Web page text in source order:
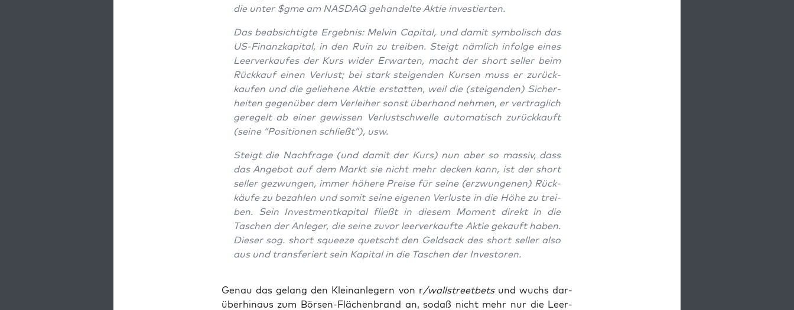
die unter $gme am NASDAQ gehan­del­te Aktie investierten.
Das beab­sich­tig­te Ergeb­nis: Mel­vin Capi­tal, und damit sym­bo­lisch das
US-Finanz­ka­pi­tal, in den Ruin zu trei­ben. Steigt näm­lich infol­ge eines
Leer­ver­kau­fes der Kurs wider Erwar­ten, macht der short sel­ler beim
Rück­kauf einen Ver­lust; bei stark stei­gen­den Kur­sen muss er zurück­
kau­fen und die gelie­he­ne Aktie erstat­ten, weil die (stei­gen­den) Sicher­
hei­ten gegen­über dem Ver­lei­her sonst über­hand neh­men, er ver­trag­lich
gere­gelt ab einer gewis­sen Ver­lust­schwel­le auto­ma­tisch zurück­kauft
(sei­ne “Posi­tio­nen schließt”), usw.
Steigt die Nach­fra­ge (und damit der Kurs) nun aber so mas­siv, dass
das Ange­bot auf dem Markt sie nicht mehr decken kann, ist der short
sel­ler gezwun­gen, immer höhe­re Prei­se für sei­ne (erzwun­ge­nen) Rück­
käu­fe zu bezah­len und somit sei­ne eige­nen Ver­lus­te in die Höhe zu trei­
ben. Sein Invest­ment­ka­pi­tal fließt in die­sem Moment direkt in die
Taschen der Anle­ger, die sei­ne zuvor leer­ver­kauf­te Aktie gekauft haben.
Die­ser sog. short squeeze quetscht den Geld­sack des short sel­ler also
aus und trans­fe­riert sein Kapi­tal in die Taschen der Investoren.
Genau das gelang den Klein­an­le­gern von r/wallstreetbetsund wuchs dar­
über­hin­aus zum Bör­sen-Flä­chen­brand an, sodaß nicht mehr nur die Leer­